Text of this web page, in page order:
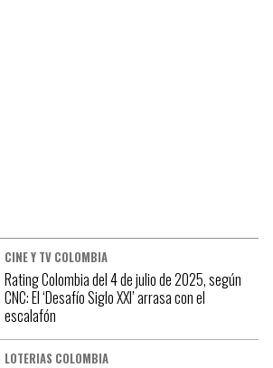
CINE Y TV COLOMBIA
Rating Colombia del 4 de julio de 2025, según
CNC: El ‘Desafío Siglo XXI’ arrasa con el
escalafón
LOTERIAS COLOMBIA